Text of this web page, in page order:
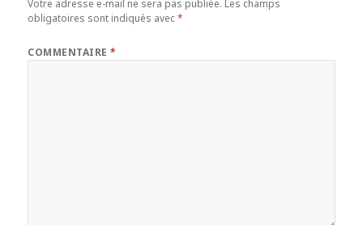
Votre adresse e-mail ne sera pas publiée. Les champs
obligatoires sont indiqués avec*
COMMENTAIRE*